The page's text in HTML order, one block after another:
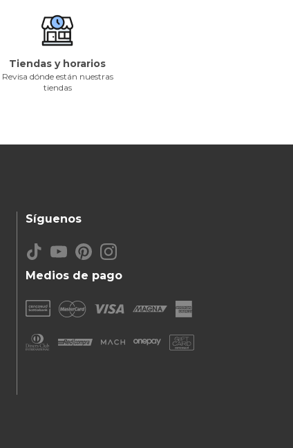
Tiendas y horarios
Revisa dónde están nuestras
tiendas
Medios de pago
Síguenos